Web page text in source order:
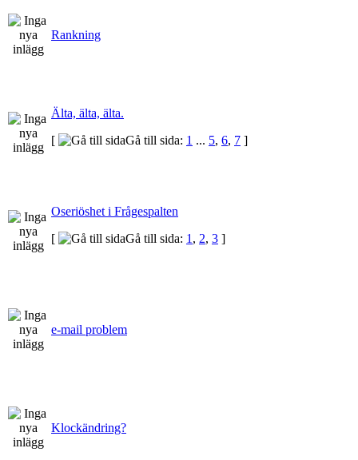
Rankning
Älta, älta, älta.
[
Gå till sida: 1 ... 5, 6, 7 ]
Oseriöshet i Frågespalten
[
Gå till sida: 1 , 2, 3 ]
e-mail problem
Klockändring?